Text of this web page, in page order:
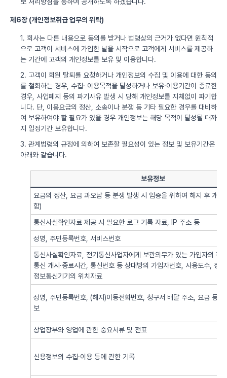
제6장 (개인정보취급 업무의 위탁)
1. 회사는 다른 내용으로 동의를 받거나 법령상의 근거가 없다면 원칙적
으로 고객이 서비스에 가입한 날을 시작으로 고객에게 서비스를 제공하
는 기간에 고객의 개인정보를 보유 및 이용합니다.
2. 고객이 회원 탈퇴를 요청하거나 개인정보의 수집 및 이용에 대한 동의
를 철회하는 경우, 수집· 이용목적을 달성하거나 보유·이용기간이 종료한
경우, 사업폐지 등의 파기사유 발생 시 당해 개인정보를 지체없이 파기합
니다. 단, 이용요금의 정산, 소송이나 분쟁 등 기타 필요한 경우를 대비하
여 보유하여야 할 필요가 있을 경우 개인정보는 해당 목적이 달성될 때까
지 일정기간 보유합니다.
3. 관계법령의 규정에 의하여 보존할 필요성이 있는 정보 및 보유기간은
아래와 같습니다.
보유정보
요금의 정산, 요금 과오납 등 분쟁 발생 시 입증을 위하여 해지 후 개인
함)
통신사실확인자료 제공 시 필요한 로그 기록 자료, IP 주소 등
성명, 주민등록번호, 서비스번호
통신사실확인자료, 전기통신사업자에게 보관의무가 있는 가입자의 전
통신 개시·종료시간, 통신번호 등 상대방의 가입자번호, 사용도수, 정
정보통신기기의 위치자료
성명, 주민등록번호, (해지)이동전화번호, 청구서 배달 주소, 요금 등
보
상업장부와 영업에 관한 중요서류 및 전표
신용정보의 수집·이용 등에 관한 기록